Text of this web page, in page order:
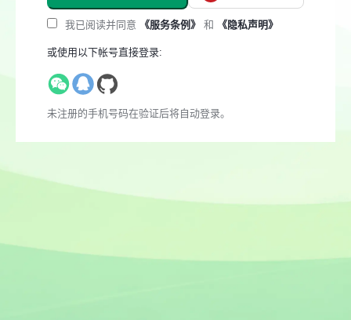
我已阅读并同意 《服务条例》 和 《隐私声明》
或使用以下帐号直接登录:
未注册的手机号码在验证后将自动登录。